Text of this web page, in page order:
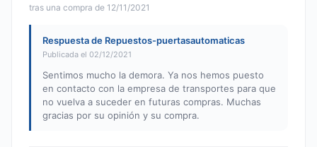
tras una compra de 12/11/2021
Respuesta de Repuestos-puertasautomaticas
Publicada el 02/12/2021
Sentimos mucho la demora. Ya nos hemos puesto
en contacto con la empresa de transportes para que
no vuelva a suceder en futuras compras. Muchas
gracias por su opinión y su compra.